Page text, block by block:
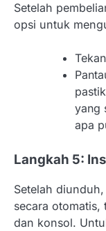
Setelah
opsi untuk
yang
apa
Langkah 5:
Setelah
secara otomatis,
dan konsol.